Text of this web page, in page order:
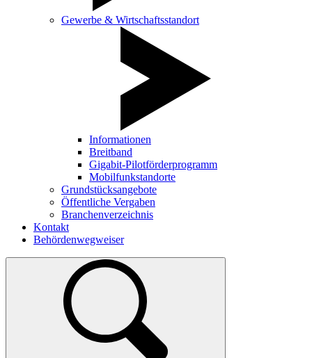
Gewerbe & Wirtschaftsstandort
Informationen
Breitband
Gigabit-Pilotförderprogramm
Mobilfunkstandorte
Grundstücksangebote
Öffentliche Vergaben
Branchenverzeichnis
Kontakt
Behördenwegweiser